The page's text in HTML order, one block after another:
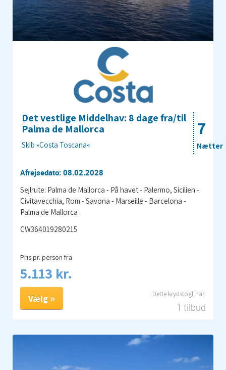
7
Nætter
Det vestlige Middelhav: 8 dage fra/til
Palma de Mallorca
Skib »Costa Toscana«
Afrejsedato: 08.02.2028
Sejlrute: Palma de Mallorca - På havet - Palermo, Sicilien -
Civitavecchia, Rom - Savona - Marseille - Barcelona -
Palma de Mallorca
CW364019280215
Pris pr. person fra
5.113 kr.
1 tilbud
Vælg